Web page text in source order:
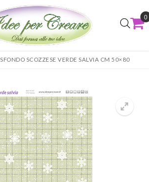
0
SFONDO SCOZZESE VERDE SALVIA CM 50×80